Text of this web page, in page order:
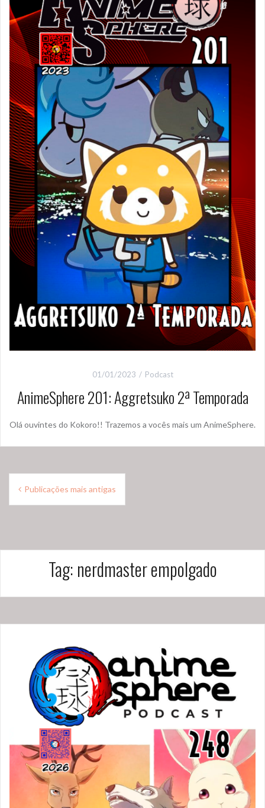
01/01/2023 Podcast
AnimeSphere 201: Aggretsuko 2ª Temporada
Olá ouvintes do Kokoro!! Trazemos a vocês mais um AnimeSphere.
Navegação
porPublicações mais antigas
Tag: nerdmaster empolgado